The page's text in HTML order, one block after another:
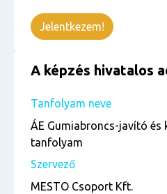
Jelentkezem!
A képzés hivatalos
Tanfolyam neve
ÁE Gumiabroncs-javító és
tanfolyam
Szervező
MESTO Csoport Kft.